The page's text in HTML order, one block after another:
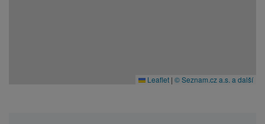
Leaflet | © Seznam.cz a.s. a další